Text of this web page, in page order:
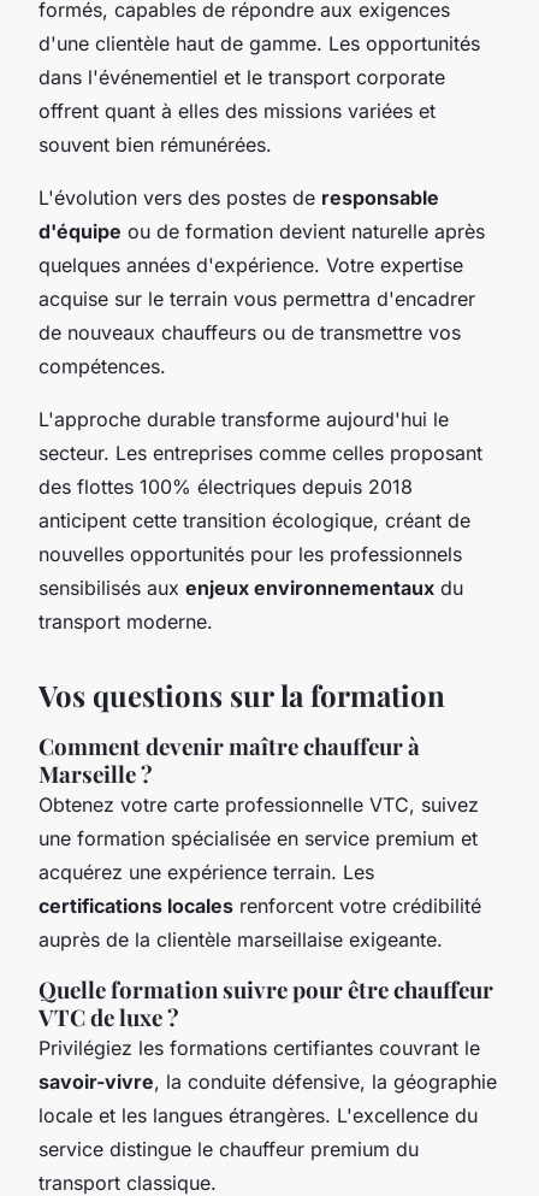
formés, capables de répondre aux exigences
d'une clientèle haut de gamme. Les opportunités
dans l'événementiel et le transport corporate
offrent quant à elles des missions variées et
souvent bien rémunérées.
L'évolution vers des postes de responsable
d'équipe ou de formation devient naturelle après
quelques années d'expérience. Votre expertise
acquise sur le terrain vous permettra d'encadrer
de nouveaux chauffeurs ou de transmettre vos
compétences.
L'approche durable transforme aujourd'hui le
secteur. Les entreprises comme celles proposant
des flottes 100% électriques depuis 2018
anticipent cette transition écologique, créant de
nouvelles opportunités pour les professionnels
sensibilisés aux enjeux environnementaux du
transport moderne.
Vos questions sur la formation
Comment devenir maître chauffeur à
Marseille ?
Obtenez votre carte professionnelle VTC, suivez
une formation spécialisée en service premium et
acquérez une expérience terrain. Les
certifications locales renforcent votre crédibilité
auprès de la clientèle marseillaise exigeante.
Quelle formation suivre pour être chauffeur
VTC de luxe ?
Privilégiez les formations certifiantes couvrant le
savoir-vivre, la conduite défensive, la géographie
locale et les langues étrangères. L'excellence du
service distingue le chauffeur premium du
transport classique.